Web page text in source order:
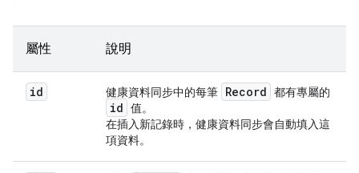
屬性 說明
id 健康資料同步中的每筆 Record 都有專屬的
id 值。
在插入新記錄時，健康資料同步會自動填入這
項資料。